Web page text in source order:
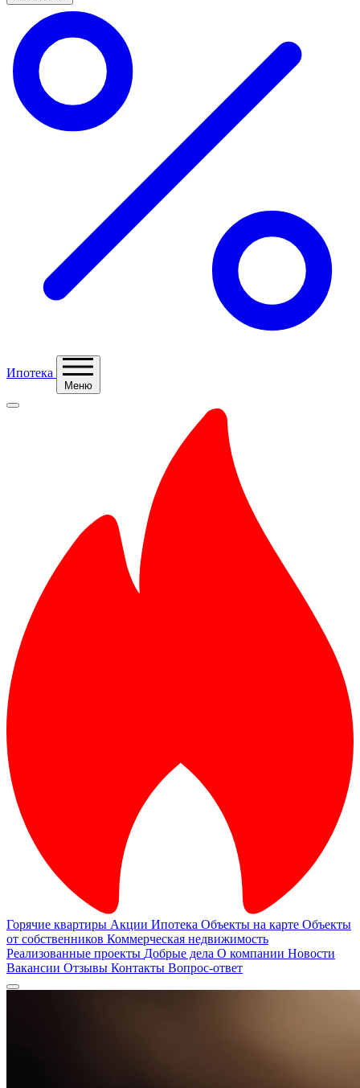
Ипотека
Меню
Горячие квартиры Акции Ипотека Объекты на карте Объекты
от собственников Коммерческая недвижимость
Реализованные проекты Добрые дела О компании Новости
Вакансии Отзывы Контакты Вопрос-ответ